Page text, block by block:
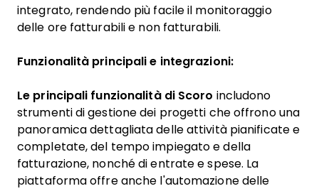
integrato, rendendo più facile il monitoraggio
delle ore fatturabili e non fatturabili.
Funzionalità principali e integrazioni:
Le principali funzionalità di Scoro includono
strumenti di gestione dei progetti che offrono una
panoramica dettagliata delle attività pianificate e
completate, del tempo impiegato e della
fatturazione, nonché di entrate e spese. La
piattaforma offre anche l'automazione delle